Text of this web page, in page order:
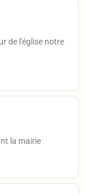
de l'église notre
la mairie